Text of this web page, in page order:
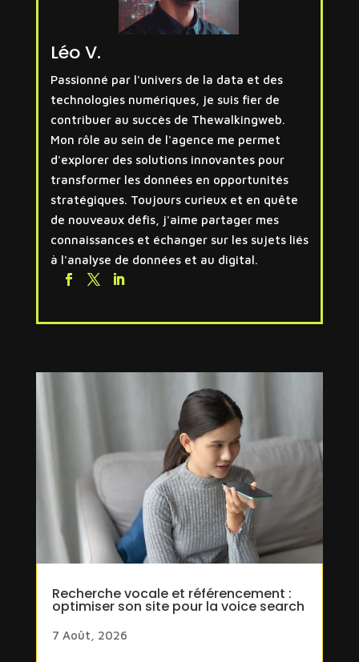
Léo V.
Passionné par l'univers de la data et des
technologies numériques, je suis fier de
contribuer au succès de Thewalkingweb.
Mon rôle au sein de l'agence me permet
d'explorer des solutions innovantes pour
transformer les données en opportunités
stratégiques. Toujours curieux et en quête
de nouveaux défis, j'aime partager mes
connaissances et échanger sur les sujets liés
à l'analyse de données et au digital.
Recherche vocale et référencement :
optimiser son site pour la voice search
7 Août, 2026